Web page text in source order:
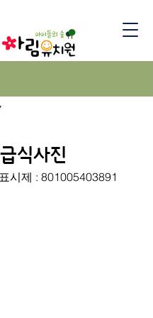
식사진
시제 : 801005403891